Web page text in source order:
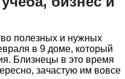
полезных и нужных
в 9 доме, который
Близнецы в это время
зачастую им вовсе